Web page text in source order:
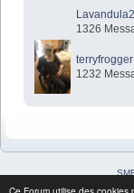
Lavandula2
1326
terryfrogger
1232